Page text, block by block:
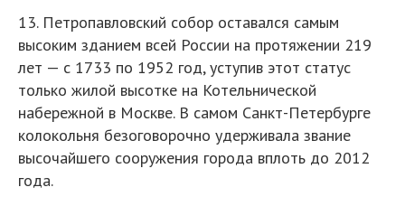
13. Петропавловский собор оставался самым
высоким зданием всей России на протяжении 219
лет — с 1733 по 1952 год, уступив этот статус
только жилой высотке на Котельнической
набережной в Москве. В самом Санкт-Петербурге
колокольня безоговорочно удерживала звание
высочайшего сооружения города вплоть до 2012
года.